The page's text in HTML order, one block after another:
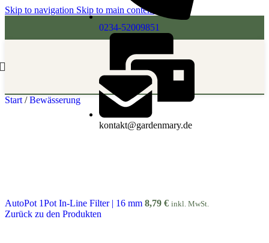
Skip to navigation Skip to main content
0234-52009851
kontakt@gardenmary.de
Start / Bewässerung
AutoPot 1Pot In-Line Filter | 16 mm 8,79 € inkl. MwSt.
Zurück zu den Produkten